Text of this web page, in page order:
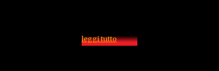
leggi tutto